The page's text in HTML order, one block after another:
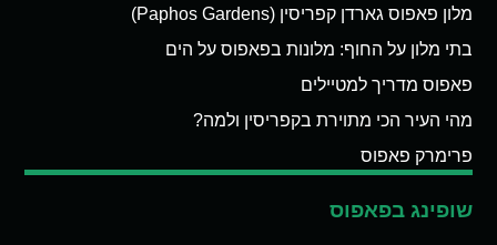
מלון פאפוס גארדן קפריסין (Paphos Gardens)
בתי מלון על החוף: מלונות בפאפוס על הים
פאפוס מדריך למטיילים
מהי העיר הכי מתוירת בקפריסין ולמה?
פרימרק פאפוס
שופינג בפאפוס